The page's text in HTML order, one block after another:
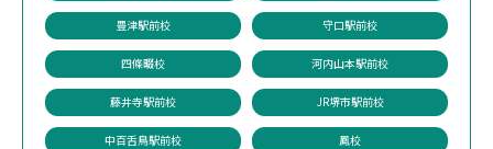
豊津駅前校 守口駅前校
四條畷校 河内山本駅前校
藤井寺駅前校 JR堺市駅前校
中百舌鳥駅前校 鳳校